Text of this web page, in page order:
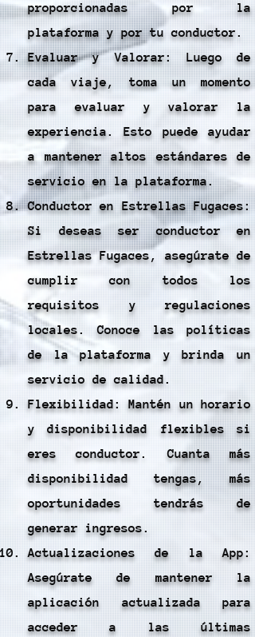
proporcionadas por la
plataforma y por tu conductor.
Evaluar y Valorar: Luego de
cada viaje, toma un momento
para evaluar y valorar la
experiencia. Esto puede ayudar
a mantener altos estándares de
servicio en la plataforma.
Conductor en Estrellas Fugaces:
Si deseas ser conductor en
Estrellas Fugaces, asegúrate de
cumplir con todos los
requisitos y regulaciones
locales. Conoce las políticas
de la plataforma y brinda un
servicio de calidad.
Flexibilidad: Mantén un horario
y disponibilidad flexibles si
eres conductor. Cuanta más
disponibilidad tengas, más
oportunidades tendrás de
generar ingresos.
Actualizaciones de la App:
Asegúrate de mantener la
aplicación actualizada para
acceder a las últimas